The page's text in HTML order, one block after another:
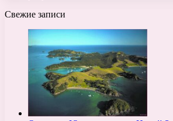
Свежие записи